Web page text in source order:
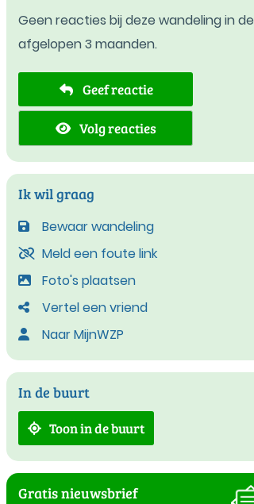
Geen reacties bij deze wandeling in de
afgelopen 3 maanden.
Geef reactie
Volg reacties
Ik wil graag
Bewaar wandeling
Meld een foute link
Foto's plaatsen
Vertel een vriend
Naar MijnWZP
In de buurt
Toon in de buurt
Gratis nieuwsbrief